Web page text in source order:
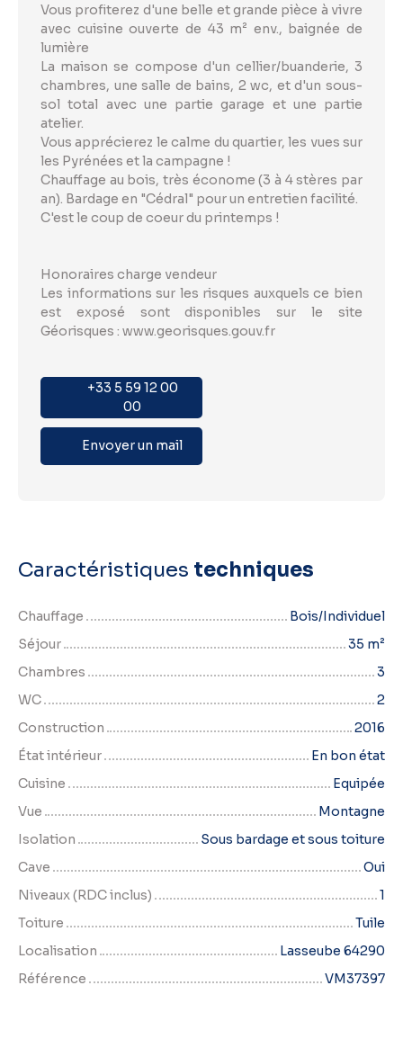
Vous profiterez d'une belle et grande pièce à vivre
avec cuisine ouverte de 43 m² env., baignée de
lumière
La maison se compose d'un cellier/buanderie, 3
chambres, une salle de bains, 2 wc, et d'un sous-
sol total avec une partie garage et une partie
atelier.
Vous apprécierez le calme du quartier, les vues sur
les Pyrénées et la campagne !
Chauffage au bois, très économe (3 à 4 stères par
an). Bardage en "Cédral" pour un entretien facilité.
C'est le coup de coeur du printemps !
Honoraires charge vendeur
Les informations sur les risques auxquels ce bien
est exposé sont disponibles sur le site
Géorisques : www.georisques.gouv.fr
+33 5 59 12 00
00
Envoyer un mail
Caractéristiques techniques
Chauffage
Bois/Individuel
Séjour
35 m²
Chambres
3
WC
2
Construction
2016
État intérieur
En bon état
Cuisine
Equipée
Vue
Montagne
Isolation
Sous bardage et sous toiture
Cave
Oui
Niveaux (RDC inclus)
1
Toiture
Tuile
Localisation
Lasseube 64290
Référence
VM37397